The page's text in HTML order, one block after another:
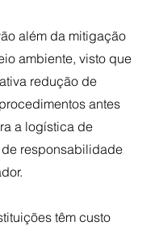
além da mitigação
ambiente, visto que
redução de
antes
a logística de
responsabilidade
têm custo